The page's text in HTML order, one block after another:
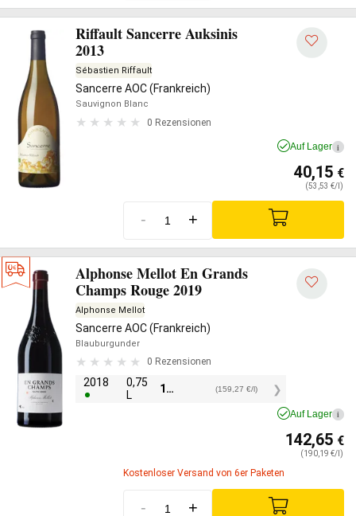
Riffault Sancerre Auksinis
2013
Sébastien Riffault
Sancerre AOC (Frankreich)
Sauvignon Blanc
0 Rezensionen
Auf Lager i
40,15 €
(53,53 €/l)
- +
Alphonse Mellot En Grands
Champs Rouge 2019
Alphonse Mellot
Sancerre AOC (Frankreich)
Blauburgunder
0 Rezensionen
2018
0,75
L
119,45 (159,27 €/l)
Auf Lager i
142,65 €
(190,19 €/l)
Kostenloser Versand von 6er Paketen
- +